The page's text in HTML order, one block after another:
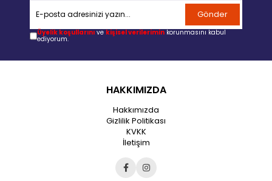
Gönder
Üyelik koşullarını ve kişisel verilerimin korunmasını kabul
ediyorum.
HAKKIMIZDA
Hakkımızda
Gizlilik Politikası
KVKK
İletişim